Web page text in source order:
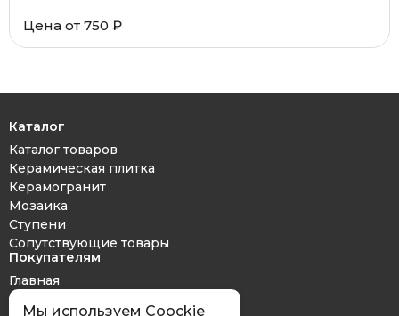
Цена от 750 ₽
Каталог
Каталог товаров
Керамическая плитка
Керамогранит
Мозаика
Ступени
Сопутствующие товары
Покупателям
Главная
Дизайн проект
Мы используем Coockie